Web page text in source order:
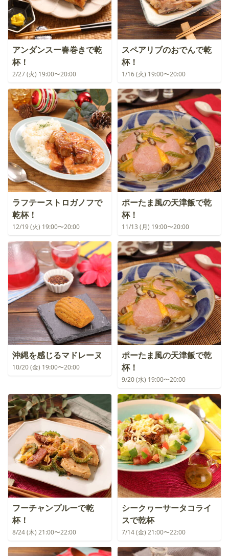
アンダンスー春巻きで乾
杯！
2/27 (火) 19:00〜20:00
スペアリブのおでんで乾
杯！
1/16 (火) 19:00〜20:00
ラフテーストロガノフで
乾杯！
12/19 (火) 19:00〜20:00
ポーたま風の天津飯で乾
杯！
11/13 (月) 19:00〜20:00
沖縄を感じるマドレーヌ
10/20 (金) 19:00〜20:00
ポーたま風の天津飯で乾
杯！
9/20 (水) 19:00〜20:00
フーチャンプルーで乾
杯！
8/24 (木) 21:00〜22:00
シークヮーサータコライ
スで乾杯
7/14 (金) 21:00〜22:00